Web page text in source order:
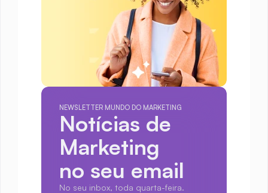
NEWSLETTER MUNDO DO MARKETING
Notícias de
Marketing
no seu email
No seu inbox, toda quarta-feira.